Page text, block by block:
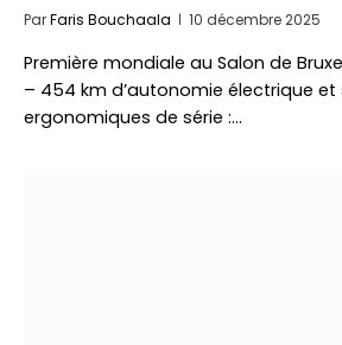
ParFaris Bouchaala 10 décembre 2025
Première mondiale au Salon de
– 454 km d’autonomie électrique et
ergonomiques de série :…